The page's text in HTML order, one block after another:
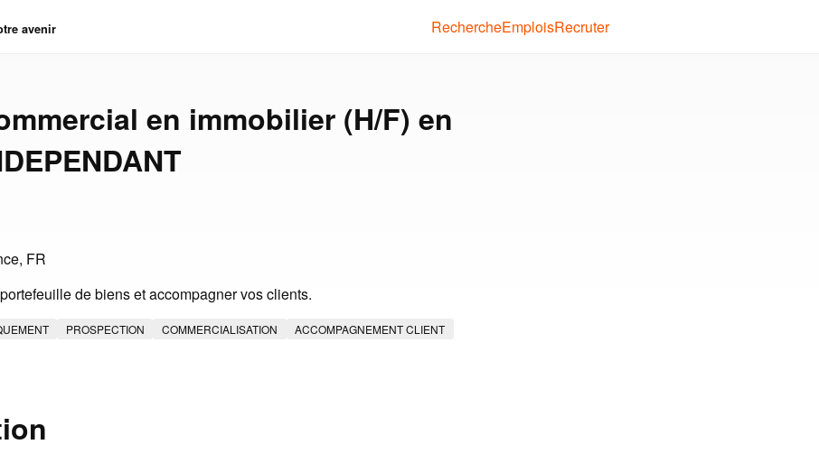
avenir RechercheEmploisRecruter
en immobilier (H/F) en
FR
de biens et accompagner vos clients.
PROSPECTION COMMERCIALISATION ACCOMPAGNEMENT CLIENT